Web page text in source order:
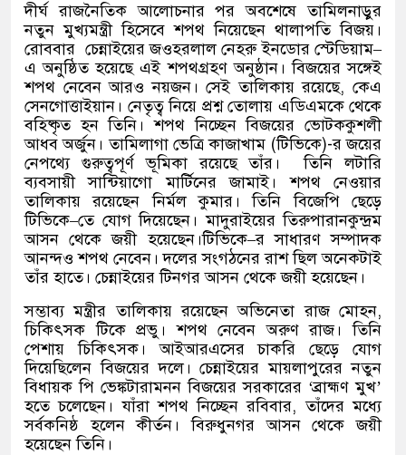
দীর্ঘ রাজনৈতিক আলোচনার পর অবশেষে তামিলনাড়ুর
নতুন মুখ্যমন্ত্রী হিসেবে শপথ নিয়েছেন থালাপতি বিজয়।
রোববার চেন্নাইয়ের জওহরলাল নেহরু ইনডোর স্টেডিয়াম–
এ অনুষ্ঠিত হয়েছে এই শপথগ্রহণ অনুষ্ঠান। বিজয়ের সঙ্গেই
শপথ নেবেন আরও নয়জন। সেই তালিকায় রয়েছে,কেএ
সেনগোত্তাইয়ান। নেতৃত্ব নিয়ে প্রশ্ন তোলায় এডিএমকে থেকে
বহিষ্কৃত হন তিনি। শপথ নিচ্ছেন বিজয়ের ভোটককুশলী
আধব অর্জুন। তামিলাগা ভেত্রি কাজাখাম (টিভিকে)-র জয়ের
নেপথ্যে গুরুত্বপূর্ণ ভূমিকা রয়েছে তাঁর।
তিনি লটারি
ব্যবসায়ী সান্টিয়াগো মার্টিনের জামাই।
শপথ নেওয়ার
তালিকায় রয়েছেন নির্মল কুমার। তিনি বিজেপি ছেড়ে
টিভিকে–তে যোগ দিয়েছেন। মাদুরাইয়ের তিরুপারানকুন্দ্রম
আসন থেকে জয়ী হয়েছেন।টিভিকে–র সাধারণ সম্পাদক
আনন্দও শপথ নেবেন। দলের সংগঠনের রাশ ছিল অনেকটাই
তাঁর হাতে। চেন্নাইয়ের টিনগর আসন থেকে জয়ী হয়েছেন।
সম্ভাব্য মন্ত্রীর তালিকায় রয়েছেন অভিনেতা রাজ মোহন,
চিকিৎসক টিকে প্রভু।
শপথ নেবেন অরুণ রাজ। তিনি
পেশায় চিকিৎসক। আইআরএসের চাকরি ছেড়ে যোগ
দিয়েছিলেন বিজয়ের দলে। চেন্নাইয়ের মায়লাপুরের নতুন
বিধায়ক পি ভেঙ্কটারামনন বিজয়ের সরকারের ‘ব্রাহ্মণ মুখ’
হতে চলেছেন। যাঁরা শপথ নিচ্ছেন রবিবার,তাঁদের মধ্যে
সর্বকনিষ্ঠ হলেন কীর্তন। বিরুধুনগর আসন থেকে জয়ী
হয়েছেন তিনি।